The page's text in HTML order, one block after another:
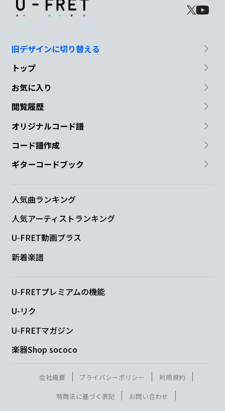
旧デザインに切り替える
トップ
お気に入り
閲覧履歴
オリジナルコード譜
コード譜作成
ギターコードブック
人気曲ランキング
人気アーティストランキング
U-FRET動画プラス
新着楽譜
U-FRETプレミアムの機能
U-リク
U-FRETマガジン
楽器Shop sococo
会社概要 プライバシーポリシー
利用規約
特商法に基づく表記
お問い合わせ